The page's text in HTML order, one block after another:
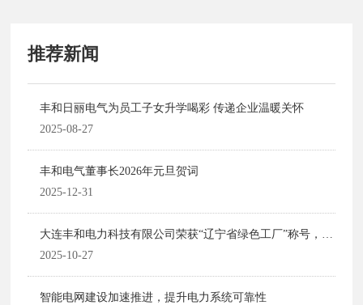
推荐新闻
丰和日丽电气为员工子女升学喝彩 传递企业温暖关怀
2025-08-27
丰和电气董事长2026年元旦贺词
2025-12-31
大连丰和电力科技有限公司荣获“辽宁省绿色工厂”称号，以
创新科技引领绿色制造新风向
2025-10-27
智能电网建设加速推进，提升电力系统可靠性